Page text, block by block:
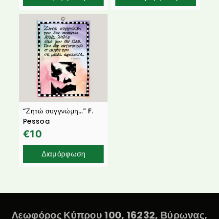
“Ζητώ συγγνώμη…” F.
Pessoa
€10
Διαμόρφωση
Λεωφόρος Κύπρου 100, 16232, Βύρωνας,